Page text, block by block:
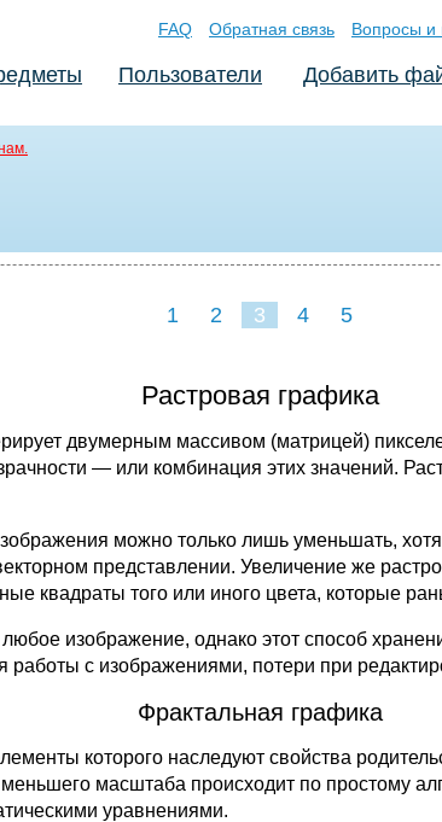
FAQ Обратная связь Вопросы и
Пользователи Добавить
1 2 3 4 5
Растровая графика
двумерным массивом (матрицей)
— или комбинация этих значений.
можно только лишь уменьшать,
представлении. Увеличение же
квадраты того или иного цвета, которые
изображение, однако этот способ
с изображениями, потери при
Фрактальная графика
которого наследуют свойства
масштаба происходит по простому
уравнениями.